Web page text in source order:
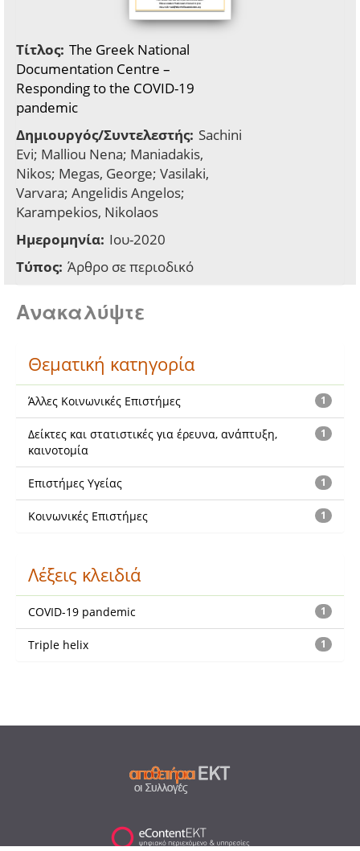
Τίτλος: The Greek National
Documentation Centre –
Responding to the COVID-19
pandemic
Δημιουργός/Συντελεστής: Sachini
Evi; Malliou Nena; Maniadakis,
Nikos; Megas, George; Vasilaki,
Varvara; Angelidis Angelos;
Karampekios, Nikolaos
Ημερομηνία: Ιου-2020
Τύπος: Άρθρο σε περιοδικό
Ανακαλύψτε
Θεματική κατηγορία
1
Άλλες Κοινωνικές Επιστήμες
1
Δείκτες και στατιστικές για έρευνα, ανάπτυξη,
καινοτομία
1
Επιστήμες Υγείας
1
Κοινωνικές Επιστήμες
Λέξεις κλειδιά
1
COVID-19 pandemic
1
Triple helix